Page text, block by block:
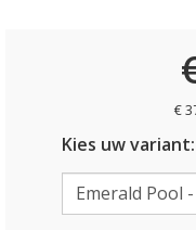
€
Kies uw variant: